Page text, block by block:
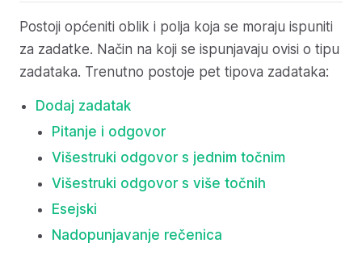
Postoji općeniti oblik i polja koja se moraju ispuniti
za zadatke. Način na koji se ispunjavaju ovisi o tipu
zadataka. Trenutno postoje pet tipova zadataka:
Dodaj zadatak
Pitanje i odgovor
Višestruki odgovor s jednim točnim
Višestruki odgovor s više točnih
Esejski
Nadopunjavanje rečenica